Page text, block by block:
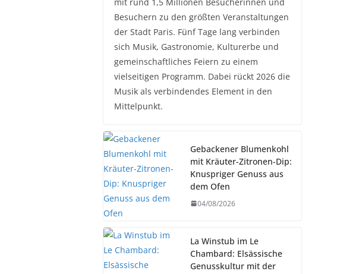
mit rund 1,5 Millionen Besucherinnen und
Besuchern zu den größten Veranstaltungen
der Stadt Paris. Fünf Tage lang verbinden
sich Musik, Gastronomie, Kulturerbe und
gemeinschaftliches Feiern zu einem
vielseitigen Programm. Dabei rückt 2026 die
Musik als verbindendes Element in den
Mittelpunkt.
Gebackener Blumenkohl
mit Kräuter-Zitronen-Dip:
Knuspriger Genuss aus
dem Ofen
04/08/2026
La Winstub im Le
Chambard: Elsässische
Genusskultur mit der